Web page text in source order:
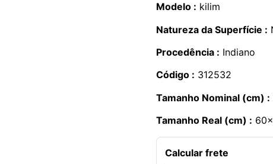
Modelo : kilim
Natureza da Superfície :
Procedência : Indiano
Código : 312532
Tamanho Nominal (cm) :
Tamanho Real (cm) :
Calcular frete